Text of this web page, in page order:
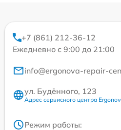
+7 (861) 212-36-12
Ежедневно с 9:00 до 21:00
info@ergonova-repair-
ул. Будённого, 123
Адрес сервисного центра
Режим работы: